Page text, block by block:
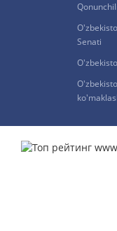
Senati